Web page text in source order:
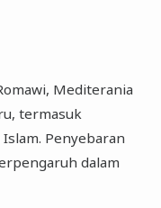
Mediterania
termasuk
Penyebaran
dalam